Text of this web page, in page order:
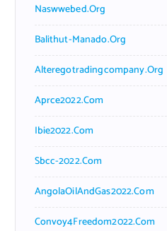
Naswwebed.org
Balithut-Manado.org
Alteregotradingcompany.org
Aprce2022.com
Ibie2022.com
Sbcc-2022.com
AngolaOilAndGas2022.com
Convoy4Freedom2022.com